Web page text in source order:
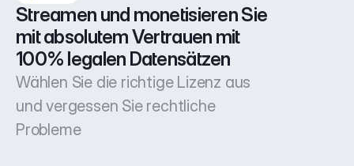
Streamen und monetisieren Sie
mit absolutem Vertrauen mit
100% legalen Datensätzen
Wählen Sie die richtige Lizenz aus
und vergessen Sie rechtliche
Probleme